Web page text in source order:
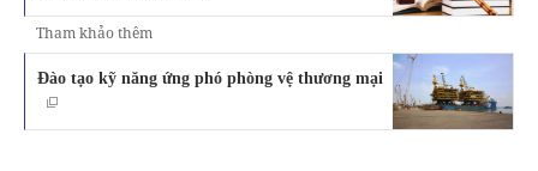
Tham khảo thêm
Đào tạo kỹ năng ứng phó phòng vệ thương mại